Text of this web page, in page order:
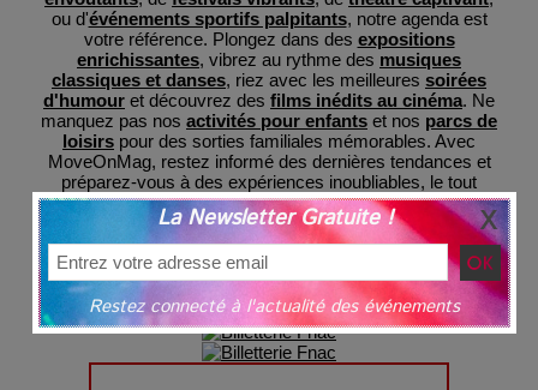
ou d'événements sportifs palpitants, notre agenda est
votre référence. Plongez dans des expositions
enrichissantes, vibrez au rythme des musiques
classiques et danses, riez avec les meilleures soirées
d'humour et découvrez des films inédits au cinéma. Ne
manquez pas nos activités pour enfants et nos parcs de
loisirs pour des sorties familiales mémorables. Avec
MoveOnMag, restez informé des dernières tendances et
préparez-vous à des expériences inoubliables, le tout
regroupé en un lieu central pour votre commodité et avec
une billeterie sécuriséegrâce à nos partenaires.
La Newsletter Gratuite !
Restez connecté à l'actualité des événements